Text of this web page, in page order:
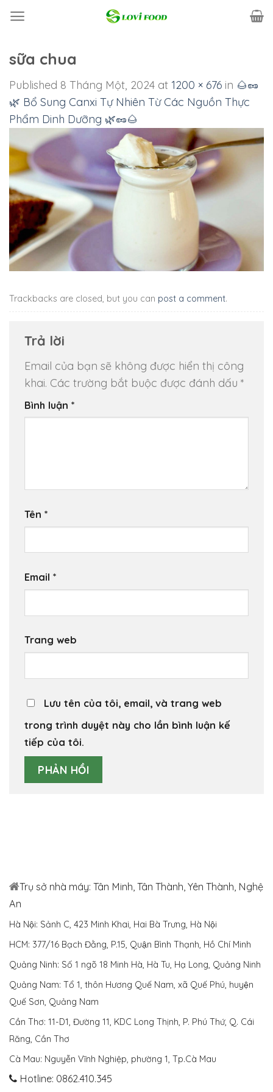
sữa chua
Published 8 Tháng Một, 2024 at 1200 × 676 in 🌰🥜
🌿 Bổ Sung Canxi Tự Nhiên Từ Các Nguồn Thực
Phẩm Dinh Dưỡng 🌿🥜🌰
Trackbacks are closed, but you can post a comment.
Trả lời
Email của bạn sẽ không được hiển thị công
khai. Các trường bắt buộc được đánh dấu *
Bình luận *
Tên *
Email *
Trang web
Lưu tên của tôi, email, và trang web
trong trình duyệt này cho lần bình luận kế
tiếp của tôi.
Trụ sở nhà máy: Tân Minh, Tân Thành, Yên Thành, Nghệ
An
Hà Nội: Sảnh C, 423 Minh Khai, Hai Bà Trưng, Hà Nội
HCM: 377/16 Bạch Đằng, P.15, Quận Bình Thạnh, Hồ Chí Minh
Quảng Ninh: Số 1 ngõ 18 Minh Hà, Hà Tu, Hạ Long, Quảng Ninh
Quảng Nam: Tổ 1, thôn Hương Quế Nam, xã Quế Phú, huyện
Quế Sơn, Quảng Nam
Cần Thơ: 11-D1, Đường 11, KDC Long Thịnh, P. Phú Thứ, Q. Cái
Răng, Cần Thơ
Cà Mau: Nguyễn Vĩnh Nghiệp, phường 1, Tp.Cà Mau
Hotline: 0862.410.345